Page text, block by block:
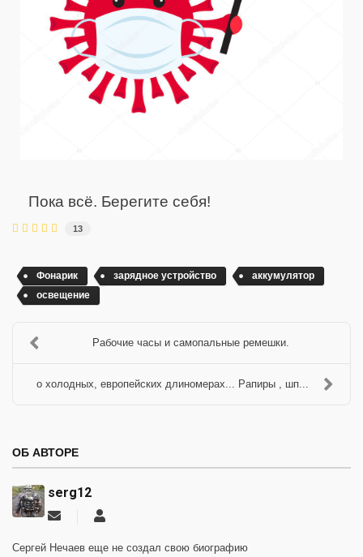
Пока всё. Берегите себя!
13
Фонарик зарядное устройство
аккумулятор
освещение
Рабочие часы и самопальные ремешки.
о холодных, европейских длиномерах... Рапиры , шп...
ОБ АВТОРЕ
serg12
Подписаться
обновление
Сергей Нечаев еще не создал свою биографию